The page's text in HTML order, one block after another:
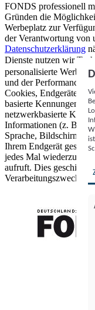
FONDS professionell
Gründen die
Werbeplatz zur
der Verantwortung von
Datenschutzerklärung
Dienste nutzen wir
personalisierte
und der Performance
Cookies, Endgeräte-
basierte Kennungen,
netzwerkbasierte
Informationen (z. B.
Sprache,
Ihrem Endgerät
jedes Mal
aufruft. Dies geschieht
Verarbeitungszwecke.
FONDS